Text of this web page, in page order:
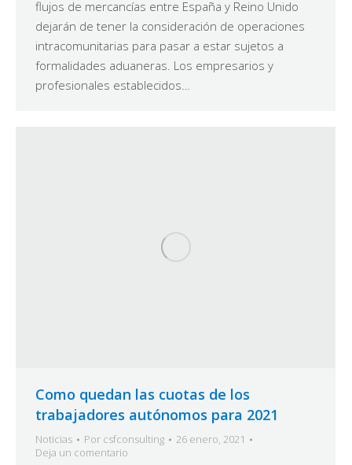
flujos de mercancías entre España y Reino Unido
dejarán de tener la consideración de operaciones
intracomunitarias para pasar a estar sujetos a
formalidades aduaneras. Los empresarios y
profesionales establecidos…
Como quedan las cuotas de los
trabajadores autónomos para 2021
Noticias Por csfconsulting
26 enero, 2021
Deja un comentario